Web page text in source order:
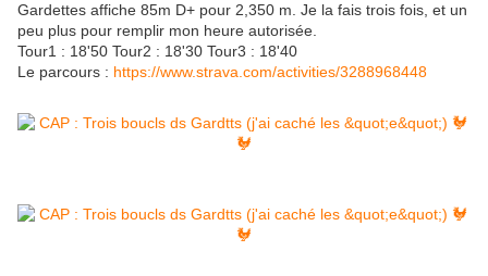
Gardettes affiche 85m D+ pour 2,350 m. Je la fais trois fois, et un
peu plus pour remplir mon heure autorisée.
Tour1 : 18'50 Tour2 : 18'30 Tour3 : 18'40
Le parcours : https://www.strava.com/activities/3288968448